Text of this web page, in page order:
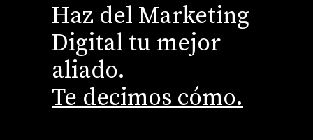
Haz del Marketing
Digital tu mejor
aliado.
Te decimos cómo.